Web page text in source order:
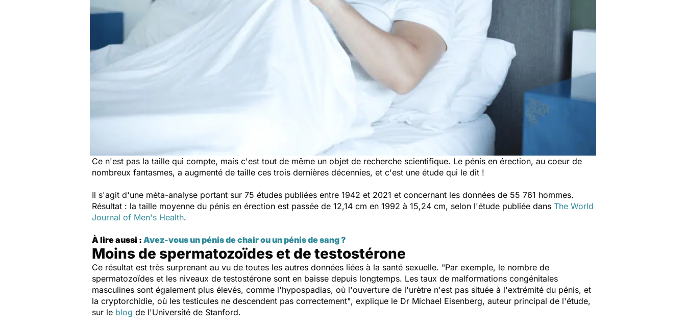
Ce n'est pas la taille qui compte, mais c'est tout de même un objet de recherche scientifique. Le pénis en érection, au coeur de
nombreux fantasmes, a augmenté de taille ces trois dernières décennies, et c'est une étude qui le dit !
Il s'agit d'une méta-analyse portant sur 75 études publiées entre 1942 et 2021 et concernant les données de 55 761 hommes.
Résultat : la taille moyenne du pénis en érection est passée de 12,14 cm en 1992 à 15,24 cm, selon l'étude publiée dans The World
Journal of Men's Health.
À lire aussi : Avez-vous un pénis de chair ou un pénis de sang ?
Moins de spermatozoïdes et de testostérone
Ce résultat est très surprenant au vu de toutes les autres données liées à la santé sexuelle. "Par exemple, le nombre de
spermatozoïdes et les niveaux de testostérone sont en baisse depuis longtemps. Les taux de malformations congénitales
masculines sont également plus élevés, comme l'hypospadias, où l'ouverture de l'urètre n'est pas située à l'extrémité du pénis, et
la cryptorchidie, où les testicules ne descendent pas correctement", explique le Dr Michael Eisenberg, auteur principal de l'étude,
sur le blog de l'Université de Stanford.